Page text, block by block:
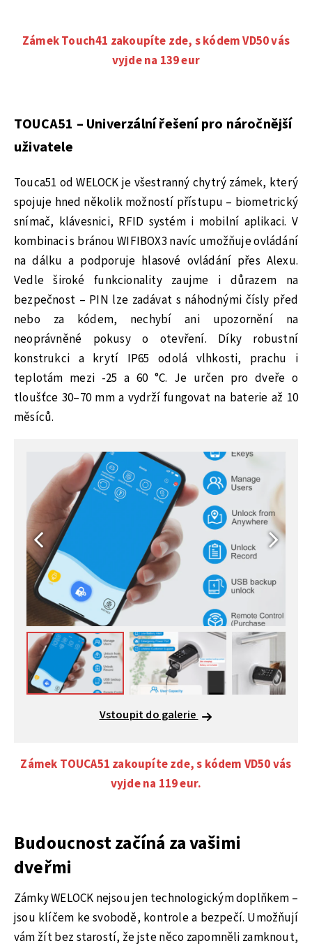
Zámek Touch41 zakoupíte zde, s kódem VD50 vás
vyjde na 139 eur
TOUCA51 – Univerzální řešení pro náročnější
uživatele
Touca51 od WELOCK je všestranný chytrý zámek, který
spojuje hned několik možností přístupu – biometrický
snímač, klávesnici, RFID systém i mobilní aplikaci. V
kombinaci s bránou WIFIBOX3 navíc umožňuje ovládání
na dálku a podporuje hlasové ovládání přes Alexu.
Vedle široké funkcionality zaujme i důrazem na
bezpečnost – PIN lze zadávat s náhodnými čísly před
nebo za kódem, nechybí ani upozornění na
neoprávněné pokusy o otevření. Díky robustní
konstrukci a krytí IP65 odolá vlhkosti, prachu i
teplotám mezi -25 a 60 °C. Je určen pro dveře o
tloušťce 30–70 mm a vydrží fungovat na baterie až 10
měsíců.
Vstoupit do galerie
Zámek TOUCA51 zakoupíte zde, s kódem VD50 vás
vyjde na 119 eur.
Budoucnost začíná za vašimi
dveřmi
Zámky WELOCK nejsou jen technologickým doplňkem –
jsou klíčem ke svobodě, kontrole a bezpečí. Umožňují
vám žít bez starostí, že jste něco zapomněli zamknout,